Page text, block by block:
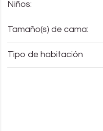
Niños:
Tamaño(s) de cama:
Tipo de habitación